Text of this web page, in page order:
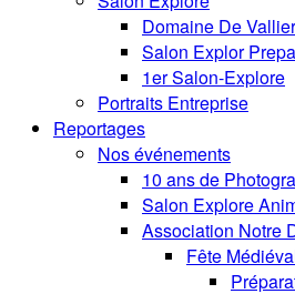
Domaine De Vallier
Salon Explor
1er Salon-Explore
Portraits Entreprise
Reportages
Nos événements
10 ans de
Salon Explore
Association Notre
Fête